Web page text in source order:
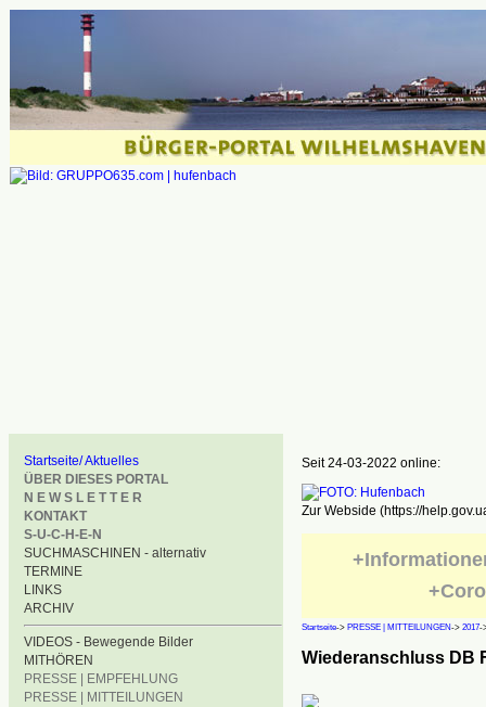
Startseite/ Aktuelles
ÜBER DIESES PORTAL
N E W S L E T T E R
KONTAKT
S-U-C-H-E-N
SUCHMASCHINEN - alternativ
TERMINE
LINKS
ARCHIV
VIDEOS - Bewegende Bilder
MITHÖREN
PRESSE | EMPFEHLUNG
PRESSE | MITTEILUNGEN
Seit 24-03-2022 online:
Zur Webside (https://
Startseite-> PRESSE | MITTEILUNGEN-> 2017-
Wiederanschluss DB